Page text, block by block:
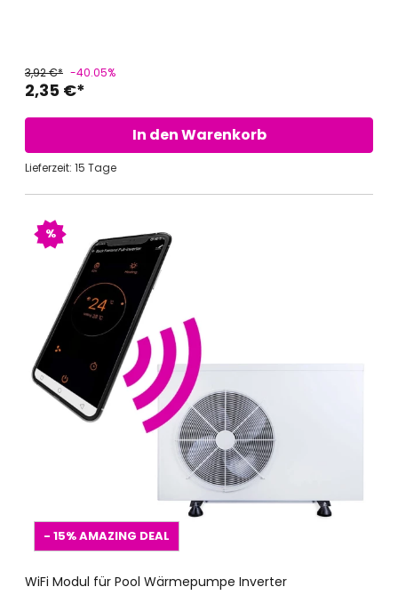
2,35 €*
3,92 €* -40.05%
In den Warenkorb
Lieferzeit: 15 Tage
%
- 15%AMAZING DEAL
WiFi Modul für Pool Wärmepumpe Inverter